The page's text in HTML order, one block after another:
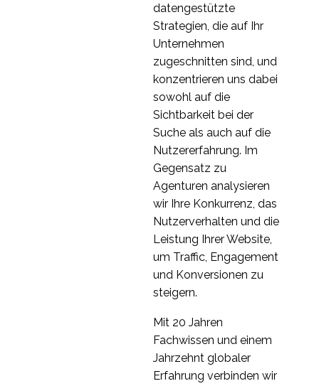
datengestützte
Strategien, die auf Ihr
Unternehmen
zugeschnitten sind, und
konzentrieren uns dabei
sowohl auf die
Sichtbarkeit bei der
Suche als auch auf die
Nutzererfahrung. Im
Gegensatz zu
Agenturen analysieren
wir Ihre Konkurrenz, das
Nutzerverhalten und die
Leistung Ihrer Website,
um Traffic, Engagement
und Konversionen zu
steigern.
Mit 20 Jahren
Fachwissen und einem
Jahrzehnt globaler
Erfahrung verbinden wir